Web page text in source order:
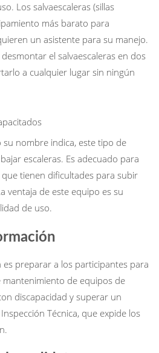
Los salvaescaleras (sillas
más barato para
un asistente para su manejo.
el salvaescaleras en dos
a cualquier lugar sin ningún
su nombre indica, este tipo de
escaleras. Es adecuado para
tienen dificultades para subir
ventaja de este equipo es su
de uso.
preparar a los participantes para
de equipos de
discapacidad y superar un
Técnica, que expide los